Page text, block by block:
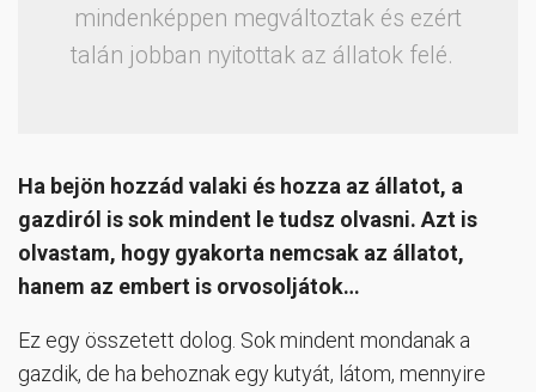
mindenképpen megváltoztak és ezért
talán jobban nyitottak az állatok felé.
Ha bejön hozzád valaki és hozza az állatot, a
gazdiról is sok mindent le tudsz olvasni. Azt is
olvastam, hogy gyakorta nemcsak az állatot,
hanem az embert is orvosoljátok…
Ez egy összetett dolog. Sok mindent mondanak a
gazdik, de ha behoznak egy kutyát, látom, mennyire